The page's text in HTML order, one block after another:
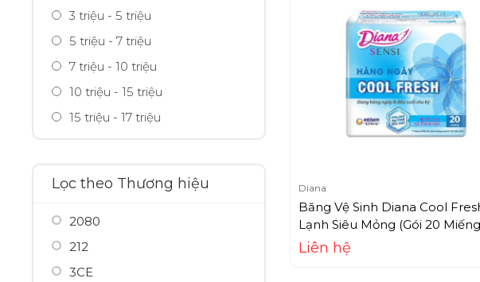
3 triệu - 5 triệu
5 triệu - 7 triệu
7 triệu - 10 triệu
10 triệu - 15 triệu
15 triệu - 17 triệu
Lọc theo Thương hiệu
2080
212
3CE
Diana
Băng Vệ Sinh Diana Cool
Lạnh Siêu Mỏng (Gói 20
Liên hệ